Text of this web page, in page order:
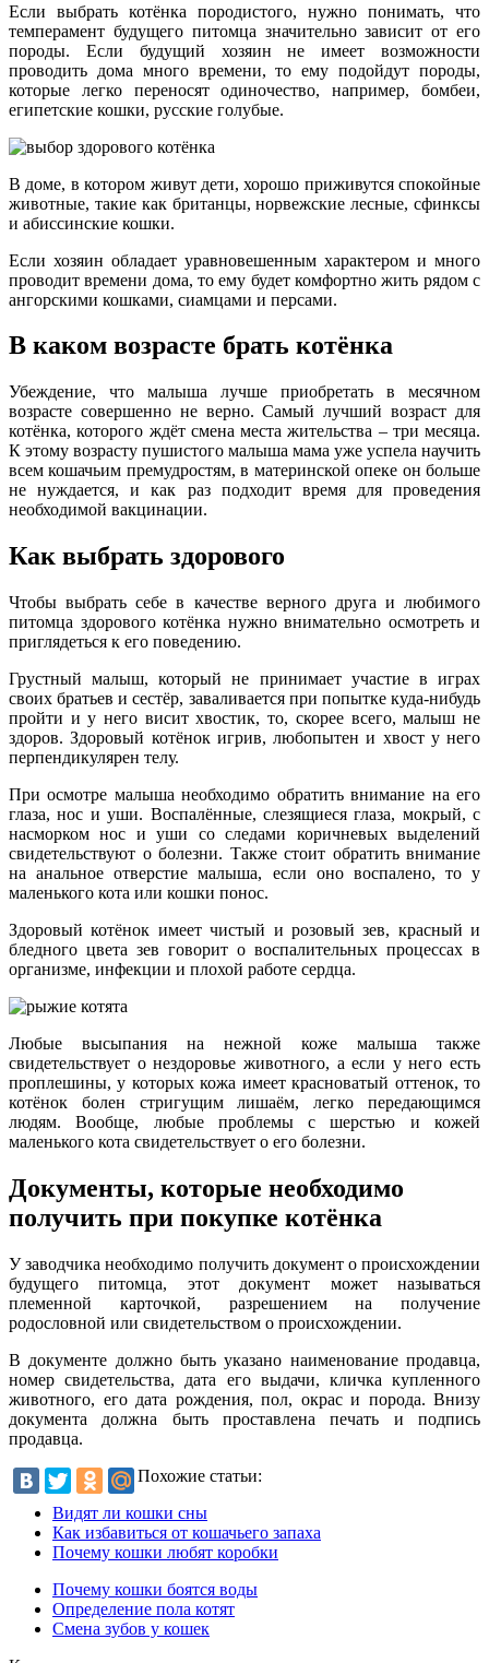
Если выбрать котёнка породистого, нужно понимать, что
темперамент будущего питомца значительно зависит от его
породы. Если будущий хозяин не имеет возможности
проводить дома много времени, то ему подойдут породы,
которые легко переносят одиночество, например, бомбеи,
египетские кошки, русские голубые.
В доме, в котором живут дети, хорошо приживутся спокойные
животные, такие как британцы, норвежские лесные, сфинксы
и абиссинские кошки.
Если хозяин обладает уравновешенным характером и много
проводит времени дома, то ему будет комфортно жить рядом с
ангорскими кошками, сиамцами и персами.
В каком возрасте брать котёнка
Убеждение, что малыша лучше приобретать в месячном
возрасте совершенно не верно. Самый лучший возраст для
котёнка, которого ждёт смена места жительства – три месяца.
К этому возрасту пушистого малыша мама уже успела научить
всем кошачьим премудростям, в материнской опеке он больше
не нуждается, и как раз подходит время для проведения
необходимой вакцинации.
Как выбрать здорового
Чтобы выбрать себе в качестве верного друга и любимого
питомца здорового котёнка нужно внимательно осмотреть и
приглядеться к его поведению.
Грустный малыш, который не принимает участие в играх
своих братьев и сестёр, заваливается при попытке куда-нибудь
пройти и у него висит хвостик, то, скорее всего, малыш не
здоров. Здоровый котёнок игрив, любопытен и хвост у него
перпендикулярен телу.
При осмотре малыша необходимо обратить внимание на его
глаза, нос и уши. Воспалённые, слезящиеся глаза, мокрый, с
насморком нос и уши со следами коричневых выделений
свидетельствуют о болезни. Также стоит обратить внимание
на анальное отверстие малыша, если оно воспалено, то у
маленького кота или кошки понос.
Здоровый котёнок имеет чистый и розовый зев, красный и
бледного цвета зев говорит о воспалительных процессах в
организме, инфекции и плохой работе сердца.
Любые высыпания на нежной коже малыша также
свидетельствует о нездоровье животного, а если у него есть
проплешины, у которых кожа имеет красноватый оттенок, то
котёнок болен стригущим лишаём, легко передающимся
людям. Вообще, любые проблемы с шерстью и кожей
маленького кота свидетельствует о его болезни.
Документы, которые необходимо
получить при покупке котёнка
У заводчика необходимо получить документ о происхождении
будущего питомца, этот документ может называться
племенной карточкой, разрешением на получение
родословной или свидетельством о происхождении.
В документе должно быть указано наименование продавца,
номер свидетельства, дата его выдачи, кличка купленного
животного, его дата рождения, пол, окрас и порода. Внизу
документа должна быть проставлена печать и подпись
продавца.
Похожие статьи:
Видят ли кошки сны
Как избавиться от кошачьего запаха
Почему кошки любят коробки
Почему кошки боятся воды
Определение пола котят
Смена зубов у кошек